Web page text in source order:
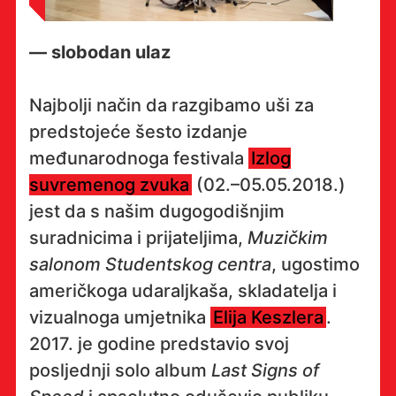
— slobodan ulaz
Najbolji način da razgibamo uši za
predstojeće šesto izdanje
međunarodnoga festivala Izlog
suvremenog zvuka (02.–05.05.2018.)
jest da s našim dugogodišnjim
suradnicima i prijateljima, Muzičkim
salonom Studentskog centra, ugostimo
američkoga udaraljkaša, skladatelja i
vizualnoga umjetnika Elija Keszlera .
2017. je godine predstavio svoj
posljednji solo album Last Signs of